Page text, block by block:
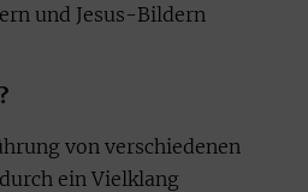
und Jesus-Bildern
von verschiedenen
ein Vielklang